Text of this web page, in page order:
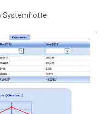
Systemflotte